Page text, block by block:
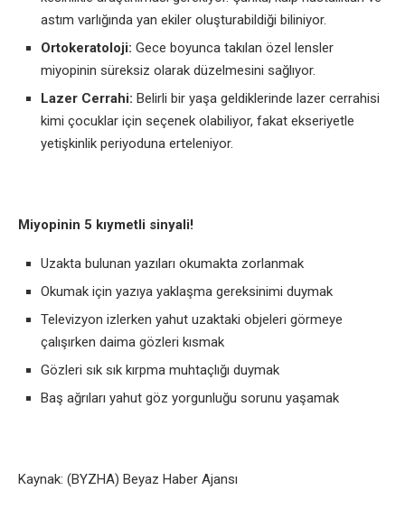
astım varlığında yan ekiler oluşturabildiği biliniyor.
Ortokeratoloji: Gece boyunca takılan özel lensler
miyopinin süreksiz olarak düzelmesini sağlıyor.
Lazer Cerrahi: Belirli bir yaşa geldiklerinde lazer cerrahisi
kimi çocuklar için seçenek olabiliyor, fakat ekseriyetle
yetişkinlik periyoduna erteleniyor.
Miyopinin 5 kıymetli sinyali!
Uzakta bulunan yazıları okumakta zorlanmak
Okumak için yazıya yaklaşma gereksinimi duymak
Televizyon izlerken yahut uzaktaki objeleri görmeye
çalışırken daima gözleri kısmak
Gözleri sık sık kırpma muhtaçlığı duymak
Baş ağrıları yahut göz yorgunluğu sorunu yaşamak
Kaynak: (BYZHA) Beyaz Haber Ajansı